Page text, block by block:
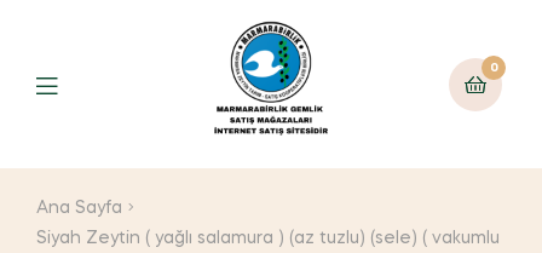
0
Ana Sayfa
Siyah Zeytin ( yağlı salamura ) (az tuzlu) (sele) ( vakumlu